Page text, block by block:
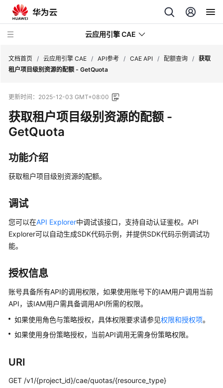
云应用引擎 CAE
新
动
态
品
绍
计
说
明
速
入
门
户
指
佳
文档首页 / 云应用引擎 CAE / API参考 / CAE API / 配额查询 / 获取
租户项目级别资源的配额 - GetQuota
更新时间： 2025-12-03 GMT+08:00
获取租户项目级别资源的配额 -
GetQuota
功能介绍
获取租户项目级别资源的配额。
调试
您可以在API Explorer中调试该接口，支持自动认证鉴权。API
Explorer可以自动生成SDK代码示例，并提供SDK代码示例调试功
能。
授权信息
账号具备所有API的调用权限，如果使用账号下的IAM用户调用当前
API，该IAM用户需具备调用API所需的权限。
如果使用角色与策略授权，具体权限要求请参见权限和授权项。
如果使用身份策略授权，当前API调用无需身份策略权限。
URI
GET /v1/{project_id}/cae/quotas/{resource_type}